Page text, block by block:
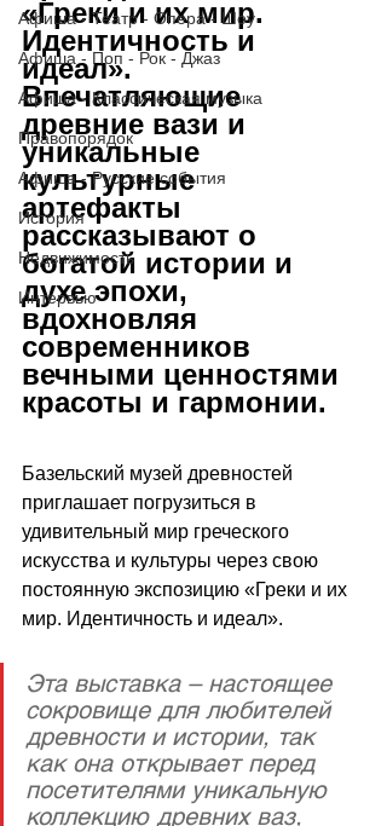
Афиша - Театр - Опера - Шоу
Афиша - Поп - Рок - Джаз
Афиша - Классическая музыка
Правопорядок
Афиша - Русские события
История
Недвижимость
Интервью
«Греки и их мир.
Идентичность и
идеал».
Впечатляющие
древние вази и
уникальные
культурные
артефакты
рассказывают о
богатой истории и
духе эпохи,
вдохновляя
современников
вечными ценностями
красоты и гармонии.
Базельский музей древностей
приглашает погрузиться в
удивительный мир греческого
искусства и культуры через свою
постоянную экспозицию «Греки и их
мир. Идентичность и идеал».
Эта выставка – настоящее
сокровище для любителей
древности и истории, так
как она открывает перед
посетителями уникальную
коллекцию древних ваз,